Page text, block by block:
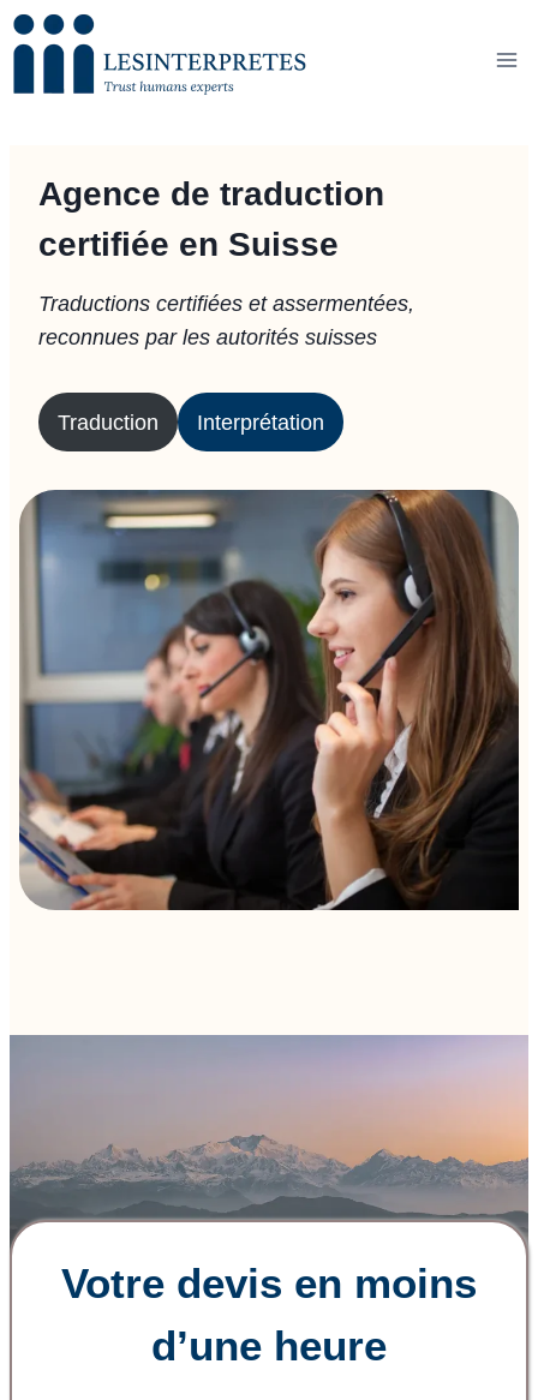
Skip
Agence de traduction
certifiée en Suisse
Traductions certifiées et assermentées,
reconnues par les autorités suisses
Traduction Interprétation
Votre devis en moins
d’une heure